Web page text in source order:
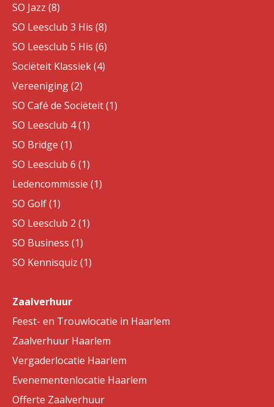
SO Jazz (8)
SO Leesclub 3 His (8)
SO Leesclub 5 His (6)
Sociëteit Klassiek (4)
Vereeniging (2)
SO Café de Sociëteit (1)
SO Leesclub 4 (1)
SO Bridge (1)
SO Leesclub 6 (1)
Ledencommissie (1)
SO Golf (1)
SO Leesclub 2 (1)
SO Business (1)
SO Kennisquiz (1)
Zaalverhuur
Feest- en Trouwlocatie in Haarlem
Zaalverhuur Haarlem
Vergaderlocatie Haarlem
Evenementenlocatie Haarlem
Offerte Zaalverhuur